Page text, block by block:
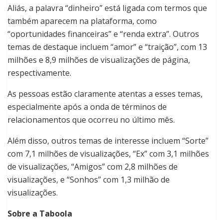
Aliás, a palavra “dinheiro” está ligada com termos que
também aparecem na plataforma, como
“oportunidades financeiras” e “renda extra”. Outros
temas de destaque incluem “amor” e “traição”, com 13
milhões e 8,9 milhões de visualizações de página,
respectivamente.
As pessoas estão claramente atentas a esses temas,
especialmente após a onda de términos de
relacionamentos que ocorreu no último mês.
Além disso, outros temas de interesse incluem “Sorte”
com 7,1 milhões de visualizações, “Ex” com 3,1 milhões
de visualizações, “Amigos” com 2,8 milhões de
visualizações, e “Sonhos” com 1,3 milhão de
visualizações.
Sobre a Taboola